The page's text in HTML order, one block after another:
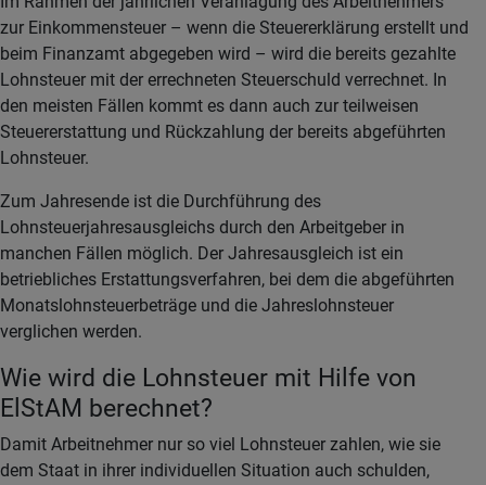
zur Einkommensteuer – wenn die Steuererklärung erstellt und
beim Finanzamt abgegeben wird – wird die bereits gezahlte
Lohnsteuer mit der errechneten Steuerschuld verrechnet. In
den meisten Fällen kommt es dann auch zur teilweisen
Steuererstattung und Rückzahlung der bereits abgeführten
Lohnsteuer.
Zum Jahresende ist die Durchführung des
Lohnsteuerjahresausgleichs durch den Arbeitgeber in
manchen Fällen möglich. Der Jahresausgleich ist ein
betriebliches Erstattungsverfahren, bei dem die abgeführten
Monatslohnsteuerbeträge und die Jahreslohnsteuer
verglichen werden.
Wie wird die Lohnsteuer mit Hilfe von
ElStAM berechnet?
Damit Arbeitnehmer nur so viel Lohnsteuer zahlen, wie sie
dem Staat in ihrer individuellen Situation auch schulden,